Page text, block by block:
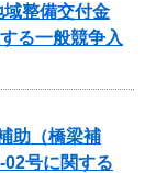
域整備交付金
る一般競争入
助（橋梁補
号に関する